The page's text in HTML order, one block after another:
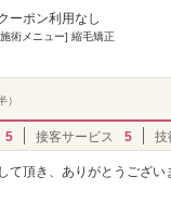
ーポン利用なし
術メニュー] 縮毛矯正
）
5 接客サービス 5 技
て頂き、ありがとうござい